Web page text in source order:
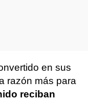
en sus
razón más para
reciban